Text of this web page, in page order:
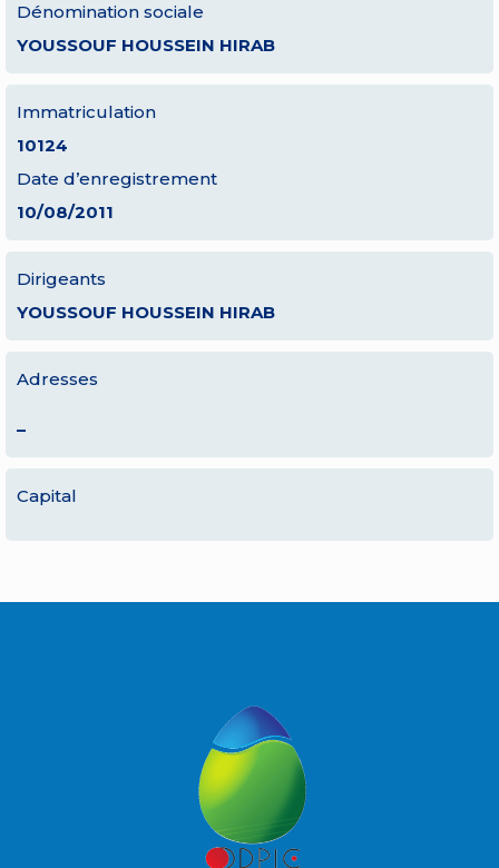
Dénomination sociale
YOUSSOUF HOUSSEIN HIRAB
Immatriculation
10124
Date d’enregistrement
10/08/2011
Dirigeants
YOUSSOUF HOUSSEIN HIRAB
Adresses
–
Capital